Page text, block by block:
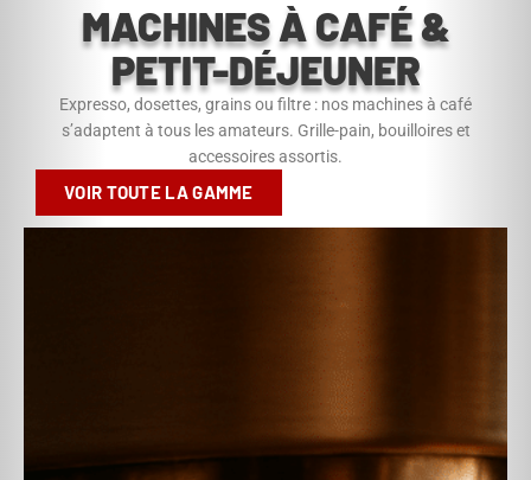
MACHINES À CAFÉ &
PETIT-DÉJEUNER
Expresso, dosettes, grains ou filtre : nos machines à café
s’adaptent à tous les amateurs. Grille-pain, bouilloires et
accessoires assortis.
VOIR TOUTE LA GAMME